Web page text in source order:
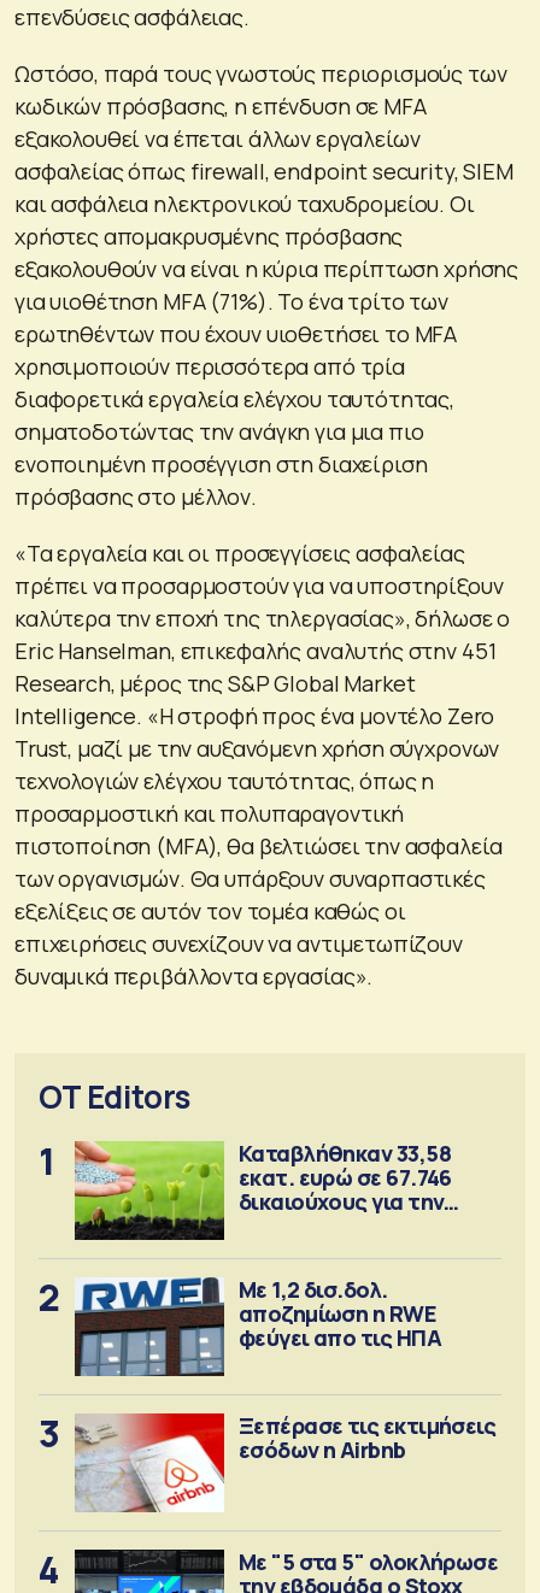
επενδύσεις ασφάλειας.
Ωστόσο, παρά τους γνωστούς περιορισμούς των
κωδικών πρόσβασης, η επένδυση σε MFA
εξακολουθεί να έπεται άλλων εργαλείων
ασφαλείας όπως firewall, endpoint security, SIEM
και ασφάλεια ηλεκτρονικού ταχυδρομείου. Οι
χρήστες απομακρυσμένης πρόσβασης
εξακολουθούν να είναι η κύρια περίπτωση χρήσης
για υιοθέτηση MFA (71%). Το ένα τρίτο των
ερωτηθέντων που έχουν υιοθετήσει το MFA
χρησιμοποιούν περισσότερα από τρία
διαφορετικά εργαλεία ελέγχου ταυτότητας,
σηματοδοτώντας την ανάγκη για μια πιο
ενοποιημένη προσέγγιση στη διαχείριση
πρόσβασης στο μέλλον.
«Τα εργαλεία και οι προσεγγίσεις ασφαλείας
πρέπει να προσαρμοστούν για να υποστηρίξουν
καλύτερα την εποχή της τηλεργασίας», δήλωσε ο
Eric Hanselman, επικεφαλής αναλυτής στην 451
Research, μέρος της S&P Global Market
Intelligence. «Η στροφή προς ένα μοντέλο Zero
Trust, μαζί με την αυξανόμενη χρήση σύγχρονων
τεχνολογιών ελέγχου ταυτότητας, όπως η
προσαρμοστική και πολυπαραγοντική
πιστοποίηση (MFA), θα βελτιώσει την ασφαλεία
των οργανισμών. Θα υπάρξουν συναρπαστικές
εξελίξεις σε αυτόν τον τομέα καθώς οι
επιχειρήσεις συνεχίζουν να αντιμετωπίζουν
δυναμικά περιβάλλοντα εργασίας».
OT Editors
1
Καταβλήθηκαν 33,58
εκατ. ευρώ σε 67.746
δικαιούχους για την
2
Με 1,2 δισ.δολ.
αποζημίωση η RWE
φεύγει απο τις ΗΠΑ
3
Ξεπέρασε τις εκτιμήσεις
εσόδων η Airbnb
4
Με "5 στα 5" ολοκλήρωσε
την εβδομάδα ο Stoxx